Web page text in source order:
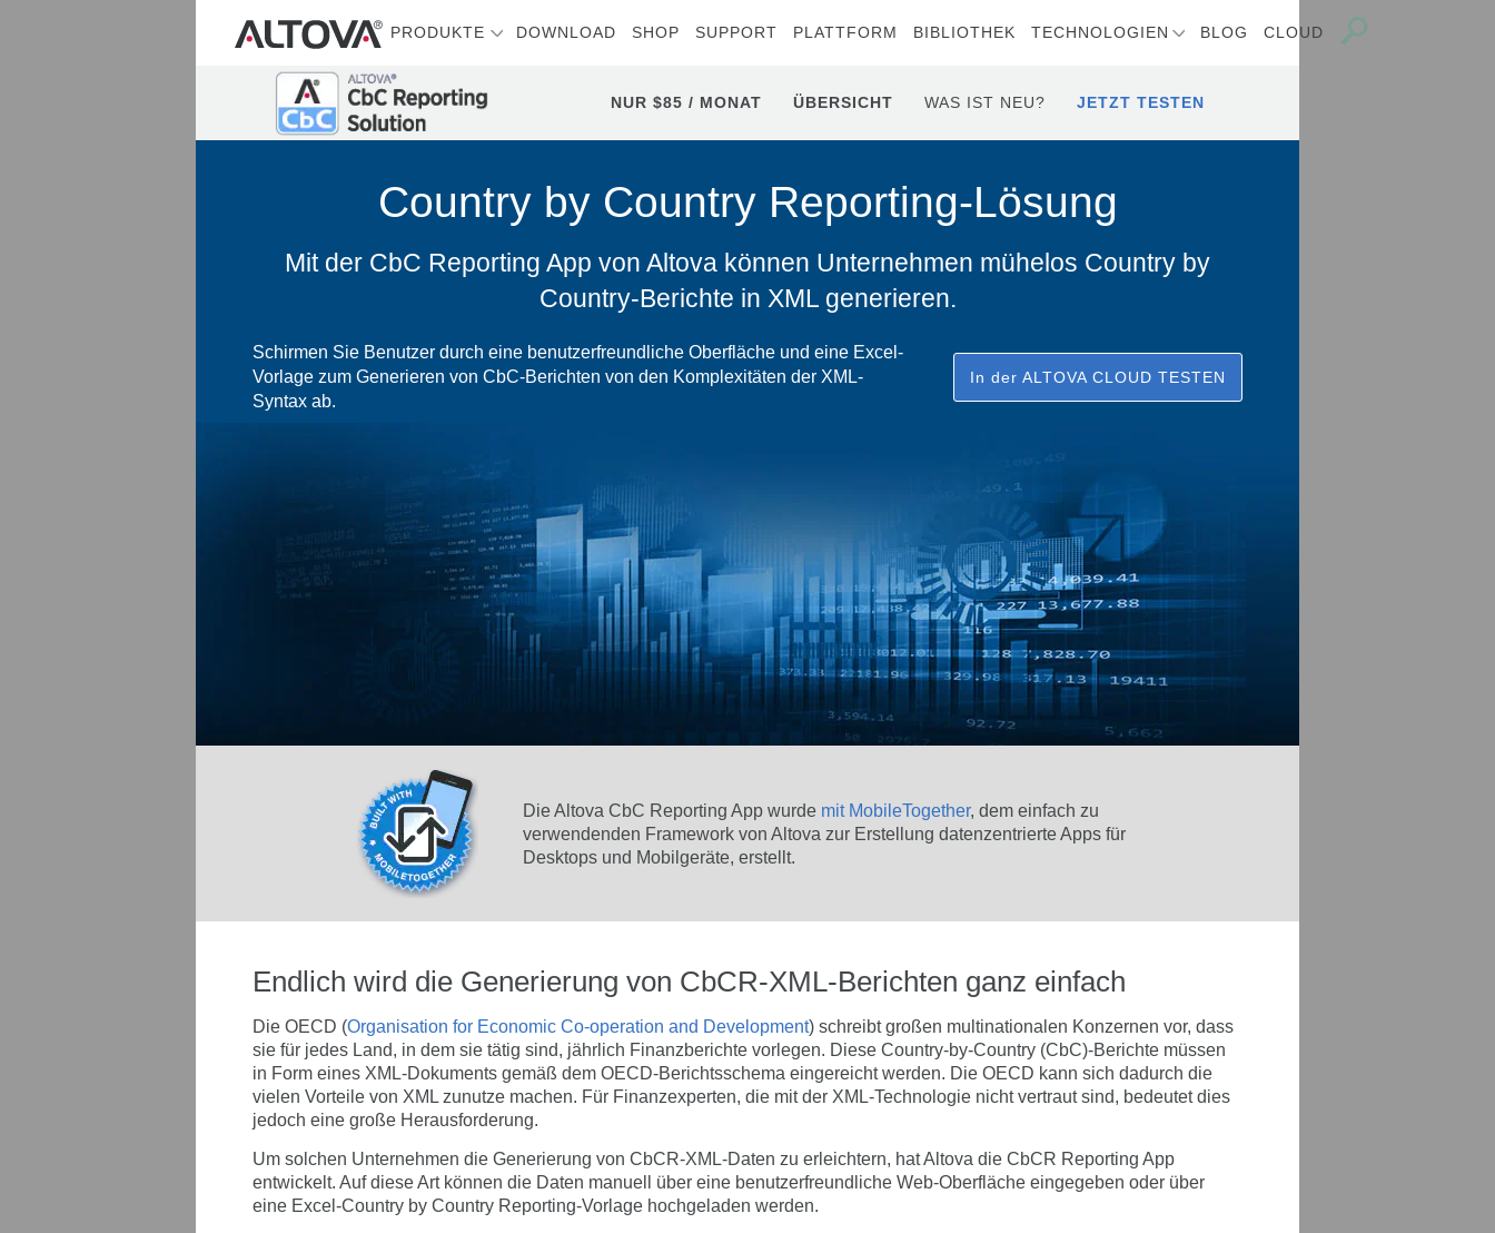
PRODUKTE DOWNLOAD SHOP SUPPORT PLATTFORM BIBLIOTHEK TECHNOLOGIEN BLOG CLOUD
NUR $85 / MONAT ÜBERSICHT WAS IST NEU? JETZT TESTEN
Country by Country Reporting-Lösung
Mit der CbC Reporting App von Altova können Unternehmen mühelos Country by
Country-Berichte in XML generieren.
Schirmen Sie Benutzer durch eine benutzerfreundliche Oberfläche und eine Excel-
Vorlage zum Generieren von CbC-Berichten von den Komplexitäten der XML-
Syntax ab.
In der ALTOVA CLOUD TESTEN
Die Altova CbC Reporting App wurde mit MobileTogether, dem einfach zu
verwendenden Framework von Altova zur Erstellung datenzentrierte Apps für
Desktops und Mobilgeräte, erstellt.
Endlich wird die Generierung von CbCR-XML-Berichten ganz einfach
Die OECD (Organisation for Economic Co-operation and Development) schreibt großen multinationalen Konzernen vor, dass
sie für jedes Land, in dem sie tätig sind, jährlich Finanzberichte vorlegen. Diese Country-by-Country (CbC)-Berichte müssen
in Form eines XML-Dokuments gemäß dem OECD-Berichtsschema eingereicht werden. Die OECD kann sich dadurch die
vielen Vorteile von XML zunutze machen. Für Finanzexperten, die mit der XML-Technologie nicht vertraut sind, bedeutet dies
jedoch eine große Herausforderung.
Um solchen Unternehmen die Generierung von CbCR-XML-Daten zu erleichtern, hat Altova die CbCR Reporting App
entwickelt. Auf diese Art können die Daten manuell über eine benutzerfreundliche Web-Oberfläche eingegeben oder über
eine Excel-Country by Country Reporting-Vorlage hochgeladen werden.